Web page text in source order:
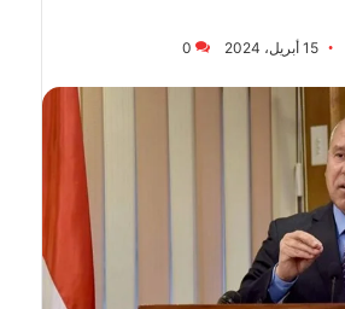
15 أبريل، 2024 0